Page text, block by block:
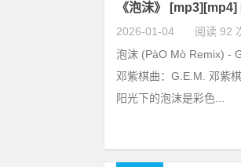
《泡沫》
2026-01-04 阅读 92
泡沫 (PàO Mò Remix) -
邓紫棋曲：G.E.M. 邓紫
阳光下的泡沫是彩色...